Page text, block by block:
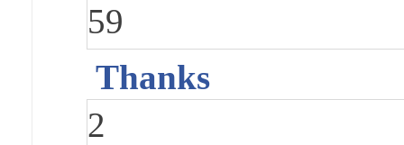
59
Thanks
2